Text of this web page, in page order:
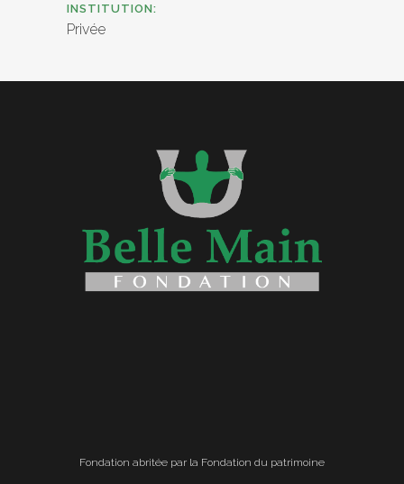
INSTITUTION:
Privée
Fondation abritée par la Fondation du patrimoine